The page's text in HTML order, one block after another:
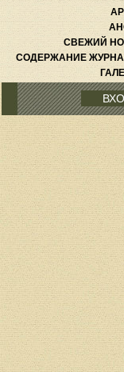
СВЕЖИЙ
СОДЕРЖАНИЕ